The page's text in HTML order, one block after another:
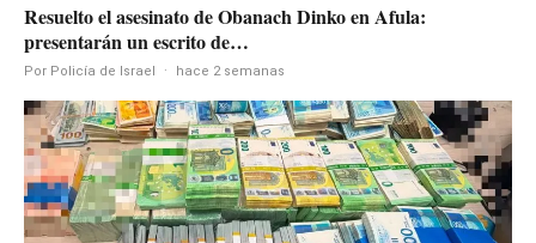
Resuelto el asesinato de Obanach Dinko en Afula:
presentarán un escrito de…
Por Policía de Israel · hace 2 semanas